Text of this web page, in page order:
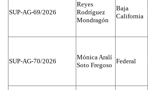
SUP-AG-69/2026
Reyes
Rodríguez
Mondragón
Baja
California
SUP-AG-70/2026
Mónica Aralí
Soto Fregoso
Federal